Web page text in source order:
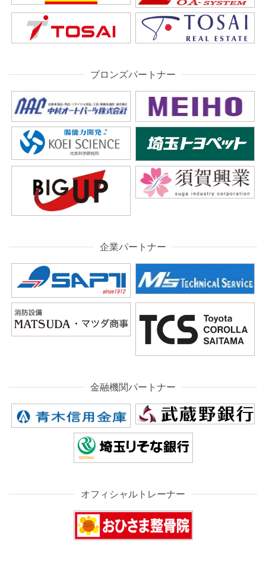
ブロンズパートナー
企業パートナー
金融機関パートナー
オフィシャルトレーナー